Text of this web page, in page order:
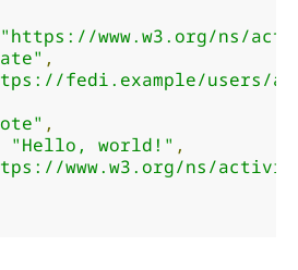
"https://www.w3.org/ns/
,
fedi.example/users/
,
"Hello, world!" ,
www.w3.org/ns/